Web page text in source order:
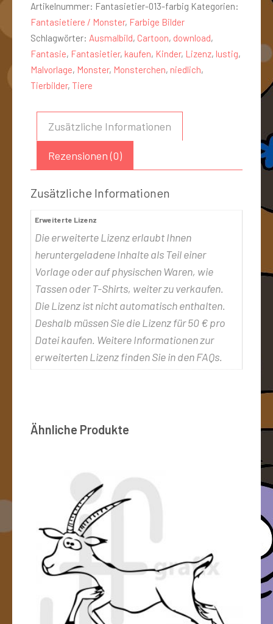
Artikelnummer: Fantasietier-013-farbig Kategorien:
Fantasietiere / Monster, Farbige Bilder
Schlagwörter: Ausmalbild, Cartoon, download,
Fantasie, Fantasietier, kaufen, Kinder, Lizenz, lustig,
Malvorlage, Monster, Monsterchen, niedlich,
Tierbilder, Tiere
Zusätzliche Informationen
Rezensionen (0)
Zusätzliche Informationen
Erweiterte Lizenz
Die erweiterte Lizenz erlaubt Ihnen
heruntergeladene Inhalte als Teil einer
Vorlage oder auf physischen Waren, wie
Tassen oder T-Shirts, weiter zu verkaufen.
Die Lizenz ist nicht automatisch enthalten.
Deshalb müssen Sie die Lizenz für 50 € pro
Datei kaufen. Weitere Informationen zur
erweiterten Lizenz finden Sie in den FAQs.
Ähnliche Produkte